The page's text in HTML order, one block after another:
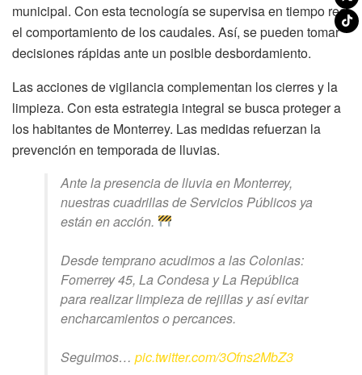
municipal. Con esta tecnología se supervisa en tiempo real
el comportamiento de los caudales. Así, se pueden tomar
decisiones rápidas ante un posible desbordamiento.
Las acciones de vigilancia complementan los cierres y la
limpieza. Con esta estrategia integral se busca proteger a
los habitantes de Monterrey. Las medidas refuerzan la
prevención en temporada de lluvias.
Ante la presencia de lluvia en Monterrey,
nuestras cuadrillas de Servicios Públicos ya
están en acción.
Desde temprano acudimos a las Colonias:
Fomerrey 45, La Condesa y La República
para realizar limpieza de rejillas y así evitar
encharcamientos o percances.
Seguimos… pic.twitter.com/3Ofns2MbZ3